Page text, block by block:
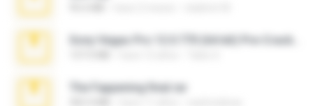
The Fappening final.rar